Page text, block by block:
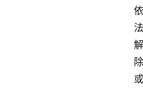
依
法
解
除
或